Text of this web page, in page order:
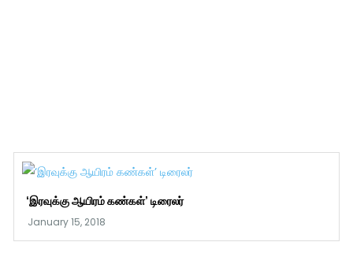
‘இரவுக்கு ஆயிரம் கண்கள்’ டிரைலர்